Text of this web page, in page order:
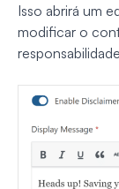
Isso abrirá um
modificar o